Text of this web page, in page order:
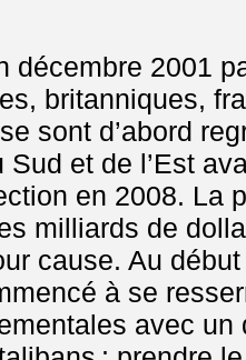
décembre 2001
britanniques,
sont d’abord
et de l’Est
en 2008. La
milliards de
cause. Au
à se
avec un